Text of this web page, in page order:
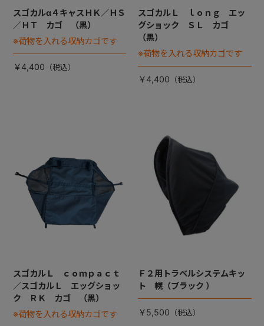
スゴカルα４キャスＨＫ／ＨＳ
／ＨＴ カゴ （黒）
※荷物を入れる収納カゴです
￥4,400
スゴカルＬ ｌｏｎｇ エッ
グショック ＳＬ カゴ
（黒）
※荷物を入れる収納カゴです
￥4,400
スゴカルＬ ｃｏｍｐａｃｔ
／スゴカルＬ エッグショッ
ク ＲＫ カゴ （黒）
※荷物を入れる収納カゴです
Ｆ２用トラベルシステムキッ
ト 幌（ブラック ）
￥5,500